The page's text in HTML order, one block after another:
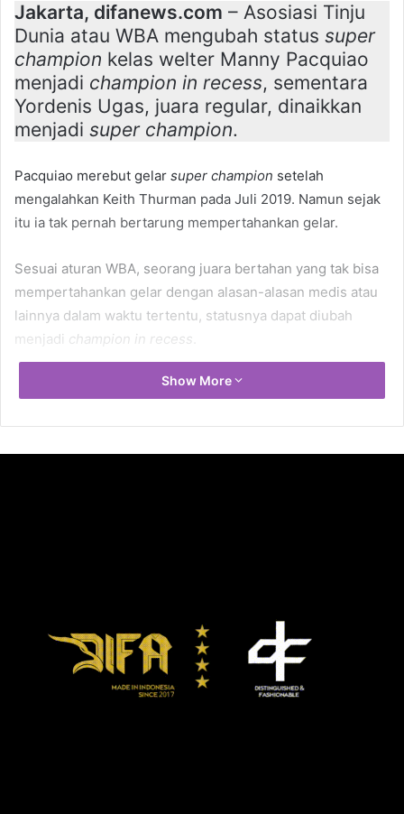
Jakarta, difanews.com – Asosiasi Tinju
Dunia atau WBA mengubah status super
champion kelas welter Manny Pacquiao
menjadi champion in recess, sementara
Yordenis Ugas, juara regular, dinaikkan
menjadi super champion.
Pacquiao merebut gelar super champion setelah
mengalahkan Keith Thurman pada Juli 2019. Namun sejak
itu ia tak pernah bertarung mempertahankan gelar.
Sesuai aturan WBA, seorang juara bertahan yang tak bisa
mempertahankan gelar dengan alasan-alasan medis atau
lainnya dalam waktu tertentu, statusnya dapat diubah
menjadi champion in recess
Belum ada komentar dari Pacquiao. Yang pasti, saat ini,
Garcia, petinju muda yang mungkin seumuran dengan
anak Pacquiao.
yordenis ugas
Show More